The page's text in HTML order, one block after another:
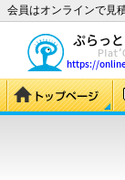
会員はオンラインで見